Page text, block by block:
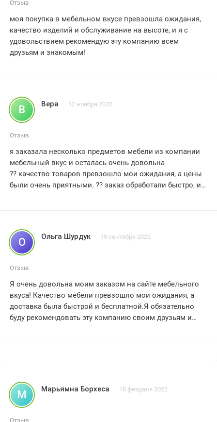
Отзыв
моя покупка в мебельном вкусе превзошла ожидания,
качество изделий и обслуживание на высоте, и я с
удовольствием рекомендую эту компанию всем
друзьям и знакомым!
В Вера 12 ноября 2022
Отзыв
я заказала несколько предметов мебели из компании
мебельный вкус и осталась очень довольна
??️ качество товаров превзошло мои ожидания, а цены
были очень приятными. ?? заказ обработали быстро, и
опыт покупки мебели
рекомендую всем
??
О Ольга Шурдук 19 сентября 2022
Отзыв
Я очень довольна моим заказом на сайте мебельного
вкуса! Качество мебели превзошло мои ожидания, а
доставка была быстрой и бесплатной.Я обязательно
буду рекомендовать эту компанию своим друзьям и
М Марьямна Борхеса 18 февраля 2022
Отзыв